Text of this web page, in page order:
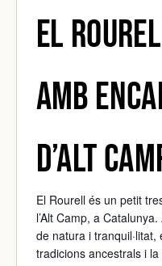
El
amb
d’Alt
El Rourell és un petit
l’Alt Camp, a Catalunya.
de natura i
tradicions ancestrals i